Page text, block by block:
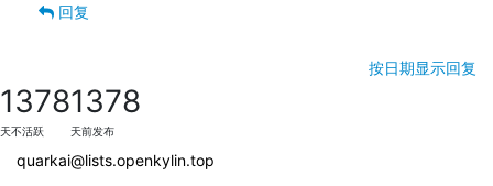
回复
按日期显示回复
1378
天不活跃
1378
天前发布
quarkai@lists.openkylin.top